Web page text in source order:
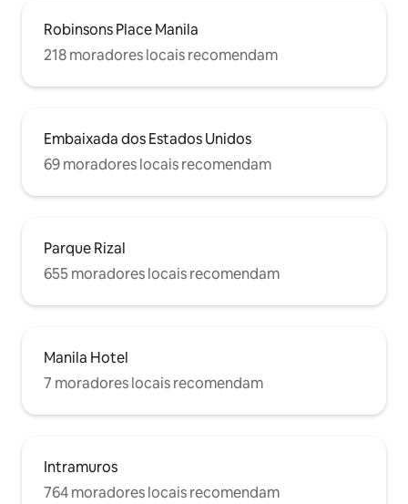
Robinsons Place Manila
218 moradores locais recomendam
Embaixada dos Estados Unidos
69 moradores locais recomendam
Parque Rizal
655 moradores locais recomendam
Manila Hotel
7 moradores locais recomendam
Intramuros
764 moradores locais recomendam